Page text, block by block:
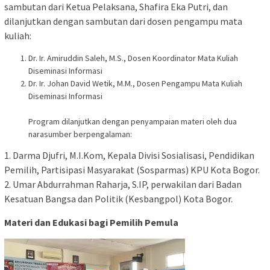
sambutan dari Ketua Pelaksana, Shafira Eka Putri, dan
dilanjutkan dengan sambutan dari dosen pengampu mata
kuliah:
Dr. Ir. Amiruddin Saleh, M.S., Dosen Koordinator Mata Kuliah
Diseminasi Informasi
Dr. Ir. Johan David Wetik, M.M., Dosen Pengampu Mata Kuliah
Diseminasi Informasi
Program dilanjutkan dengan penyampaian materi oleh dua
narasumber berpengalaman:
1. Darma Djufri, M.I.Kom, Kepala Divisi Sosialisasi, Pendidikan
Pemilih, Partisipasi Masyarakat (Sosparmas) KPU Kota Bogor.
2. Umar Abdurrahman Raharja, S.IP, perwakilan dari Badan
Kesatuan Bangsa dan Politik (Kesbangpol) Kota Bogor.
Materi dan Edukasi bagi Pemilih Pemula